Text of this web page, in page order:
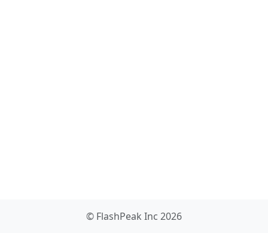
© FlashPeak Inc 2026